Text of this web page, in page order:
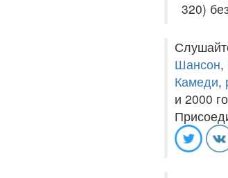
320)
Шансон,
Камеди,
и 2000